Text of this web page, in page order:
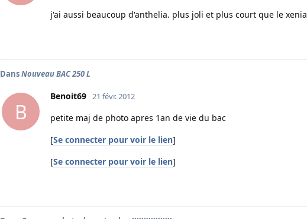
j'ai aussi beaucoup d'anthelia. plus joli et plus court que le xenia
DansNouveau BAC 250 L
B
Benoit69 21 févr. 2012
petite maj de photo apres 1an de vie du bac
[Se connecter pour voir le lien]
[Se connecter pour voir le lien]